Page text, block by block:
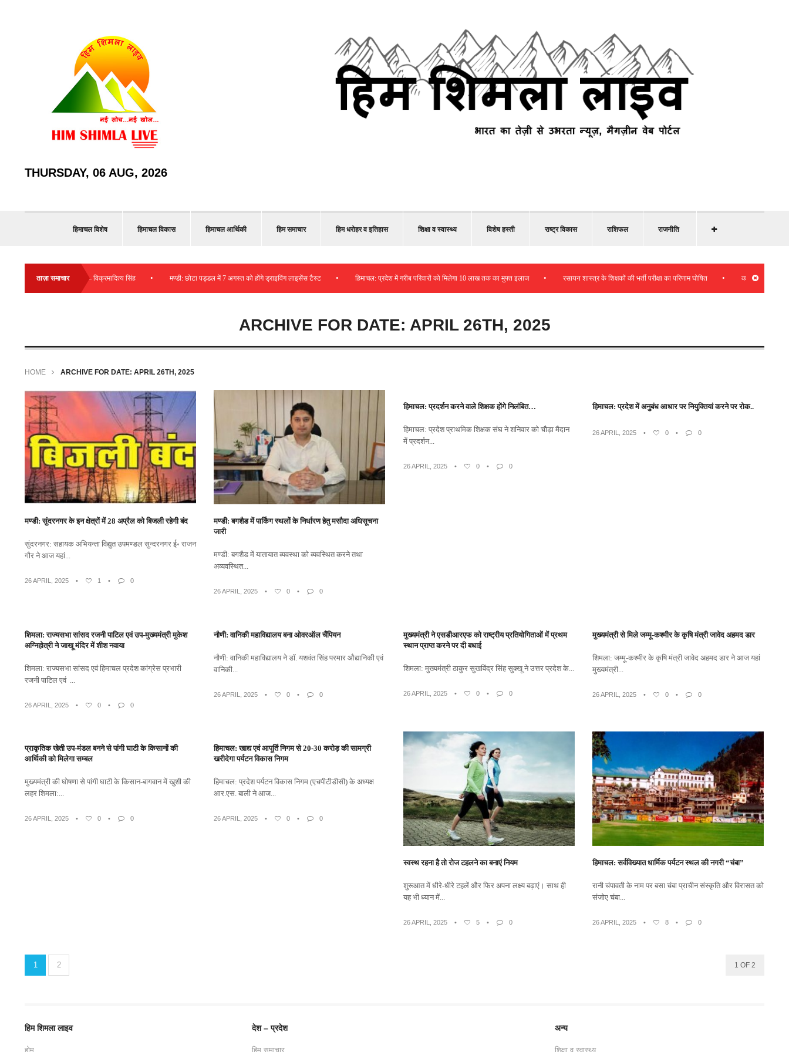
THURSDAY, 06 AUG, 2026
हिमाचल विशेष हिमाचल विकास हिमाचल आर्थिकी हिम समाचार हिम धरोहर व इतिहास शिक्षा व स्वास्थ्य विशेष हस्ती राष्ट्र विकास राशिफल राजनीति
ताज़ा समाचार
की राशि की जा रही व्यय – विक्रमादित्य सिंह • मण्डी: छोटा पड्डल में 7 अगस्त को होंगे ड्राइविंग लाइसेंस टैस्ट • हिमाचल: प्रदेश में गरीब परिवारों को मिलेगा 10 लाख तक का मुफ्त इलाज • रसायन शास्त्र के शिक्षकों की भर्ती परीक्षा का परिणाम घोषित • कभी भी प्रदेश हितों
ARCHIVE FOR DATE: APRIL 26TH, 2025
HOME ARCHIVE FOR DATE: APRIL 26TH, 2025
मण्डी: सुंदरनगर के इन क्षेत्रों में 28 अप्रैल को बिजली रहेगी बंद
सुंदरनगर: सहायक अभियन्ता विद्युत उपमण्डल सुन्दरनगर ई॰ राजन
गौर ने आज यहां...
26 APRIL, 2025 • 1 • 0
मण्डी: बगशैड में पार्किंग स्थलों के निर्धारण हेतु मसौदा अधिसूचना
जारी
मण्डी: बगशैड में यातायात व्यवस्था को व्यवस्थित करने तथा
अव्यवस्थित...
26 APRIL, 2025 • 0 • 0
हिमाचल: प्रदर्शन करने वाले शिक्षक होंगे निलंबित…
हिमाचल: प्रदेश प्राथमिक शिक्षक संघ ने शनिवार को चौड़ा मैदान
में प्रदर्शन...
26 APRIL, 2025 • 0 • 0
हिमाचल: प्रदेश में अनुबंध आधार पर नियुक्तियां करने पर रोक..
26 APRIL, 2025 • 0 • 0
शिमला: राज्यसभा सांसद रजनी पाटिल एवं उप-मुख्यमंत्री मुकेश
अग्निहोत्री ने जाखू मंदिर में शीश नवाया
शिमला: राज्यसभा सांसद एवं हिमाचल प्रदेश कांग्रेस प्रभारी
रजनी पाटिल एवं ...
26 APRIL, 2025 • 0 • 0
नौणी: वानिकी महाविद्यालय बना ओवरऑल चैंपियन
नौणी: वानिकी महाविद्यालय ने डॉ. यशवंत सिंह परमार औद्यानिकी एवं
वानिकी...
26 APRIL, 2025 • 0 • 0
मुख्यमंत्री ने एसडीआरएफ को राष्ट्रीय प्रतियोगिताओं में प्रथम
स्थान प्राप्त करने पर दी बधाई
शिमला: मुख्यमंत्री ठाकुर सुखविंद्र सिंह सुक्खू ने उत्तर प्रदेश के...
26 APRIL, 2025 • 0 • 0
मुख्यमंत्री से मिले जम्मू-कश्मीर के कृषि मंत्री जावेद अहमद डार
शिमला: जम्मू-कश्मीर के कृषि मंत्री जावेद अहमद डार ने आज यहां
मुख्यमंत्री...
26 APRIL, 2025 • 0 • 0
प्राकृतिक खेती उप-मंडल बनने से पांगी घाटी के किसानों की
आर्थिकी को मिलेगा सम्बल
मुख्यमंत्री की घोषणा से पांगी घाटी के किसान-बागवान में खुशी की
लहर शिमला:...
26 APRIL, 2025 • 0 • 0
हिमाचल: खाद्य एवं आपूर्ति निगम से 20-30 करोड़ की सामग्री
खरीदेगा पर्यटन विकास निगम
हिमाचल: प्रदेश पर्यटन विकास निगम (एचपीटीडीसी) के अध्यक्ष
आर.एस. बाली ने आज...
26 APRIL, 2025 • 0 • 0
स्वस्थ रहना है तो रोज टहलने का बनाएं नियम
शुरूआत में धीरे-धीरे टहलें और फिर अपना लक्ष्य बढ़ाएं। साथ ही
यह भी ध्यान में...
26 APRIL, 2025 • 5 • 0
हिमाचल: सर्वविख्यात धार्मिक पर्यटन स्थल की नगरी “चंबा”
रानी चंपावती के नाम पर बसा चंबा प्राचीन संस्कृति और विरासत को
संजोए चंबा...
26 APRIL, 2025 • 8 • 0
1 2 1 OF 2
हिम शिमला लाइव
होम
देश – प्रदेश
हिम समाचार
अन्य
शिक्षा व स्वास्थ्य